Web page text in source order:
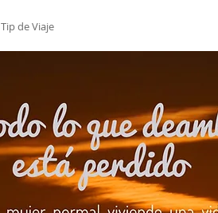
Tip de Viaje